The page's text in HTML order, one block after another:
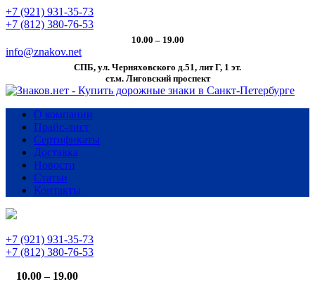
+7 (921) 931-35-73
+7 (812) 380-76-53
10.00 – 19.00
info@znakov.net
СПБ, ул. Черняховского д.51, лит Г, 1 эт.
cт.м. Лиговский проспект
О компании
Прайс-лист
Сертификаты
Доставка
Новости
Статьи
Контакты
+7 (921) 931-35-73
+7 (812) 380-76-53
10.00 – 19.00